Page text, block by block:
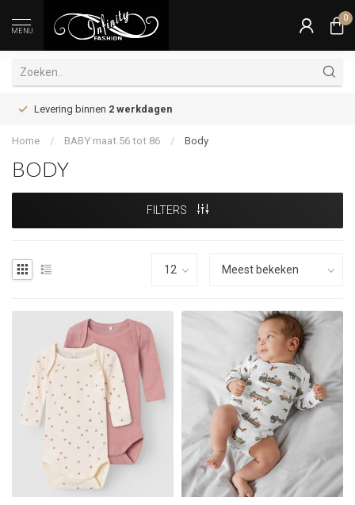
MENU
0
Levering binnen 2 werkdagen
Home / BABY maat 56 tot 86 / Body
BODY
FILTERS